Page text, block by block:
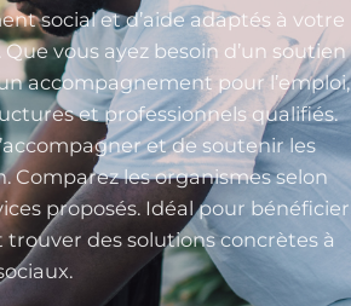
social et d’aide adaptés à votre
vous ayez besoin d’un soutien
accompagnement pour l’emploi,
et professionnels qualifiés.
et de soutenir les
Comparez les organismes selon
proposés. Idéal pour bénéficier
des solutions concrètes à